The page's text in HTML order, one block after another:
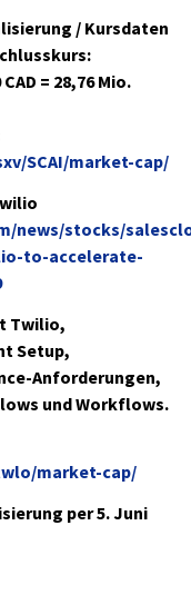
/ Kursdaten
= 28,76 Mio.
SCAI/market-cap/
news/stocks/
to-accelerate-
Twilio,
Setup,
Anforderungen,
und Workflows.
market-cap/
per 5. Juni